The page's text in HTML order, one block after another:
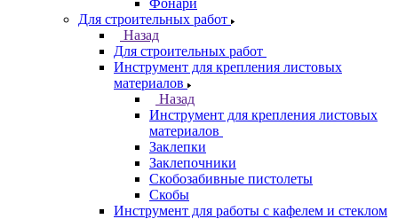
Фонари
Для строительных работ
Назад
Для строительных работ
Инструмент для крепления листовых
материалов
Назад
Инструмент для крепления листовых
материалов
Заклепки
Заклепочники
Скобозабивные пистолеты
Скобы
Инструмент для работы с кафелем и стеклом